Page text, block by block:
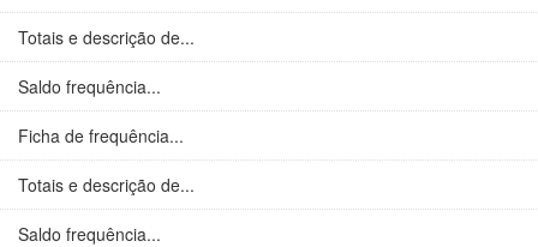
Totais e descrição de...
Saldo frequência...
Ficha de frequência...
Totais e descrição de...
Saldo frequência...